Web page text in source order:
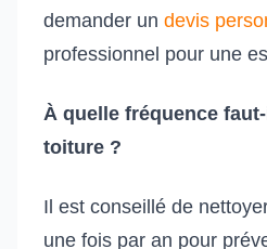
demander un devis
professionnel pour une
À quelle fréquence
toiture ?
Il est conseillé de
une fois par an pour